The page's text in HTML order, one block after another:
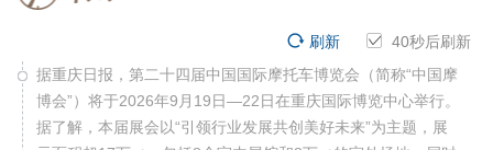
40秒后刷新
刷新
据重庆日报，第二十四届中国国际摩托车博览会（简称“中国摩
博会”）将于2026年9月19日—22日在重庆国际博览中心举行。
据了解，本届展会以“引领行业发展共创美好未来”为主题，展